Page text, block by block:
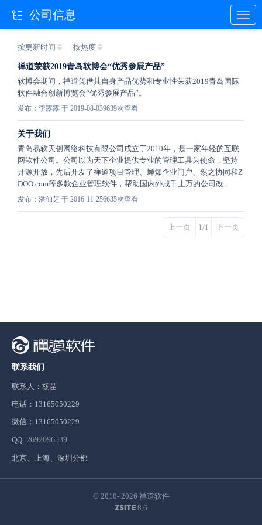
按更新时间 按热度
禅道荣获2019青岛软博会“优秀参展产品”
软博会期间，禅道凭借其自身产品优势和专业性荣获2019青岛国际
软件融合创新博览会“优秀参展产品”。
发布：李露露 于 2019-08-039639次查看
关于我们
青岛易软天创网络科技有限公司成立于2010年，是一家年轻的互联
网软件公司。公司以为天下企业提供专业的管理工具为使命，坚持
开源开放，先后开发了禅道项目管理、蝉知企业门户、然之协同和Z
DOO.com等多款企业管理软件，帮助国内外成千上万的公司改...
发布：潘仙芝 于 2016-11-256635次查看
上一页 1/1 下一页
公司信息
联系我们
联系人：杨苗
电话：13165050229
微信：13165050229
QQ: 2692096539
北京、上海、深圳分部
© 2010- 2026 禅道软件
8.6